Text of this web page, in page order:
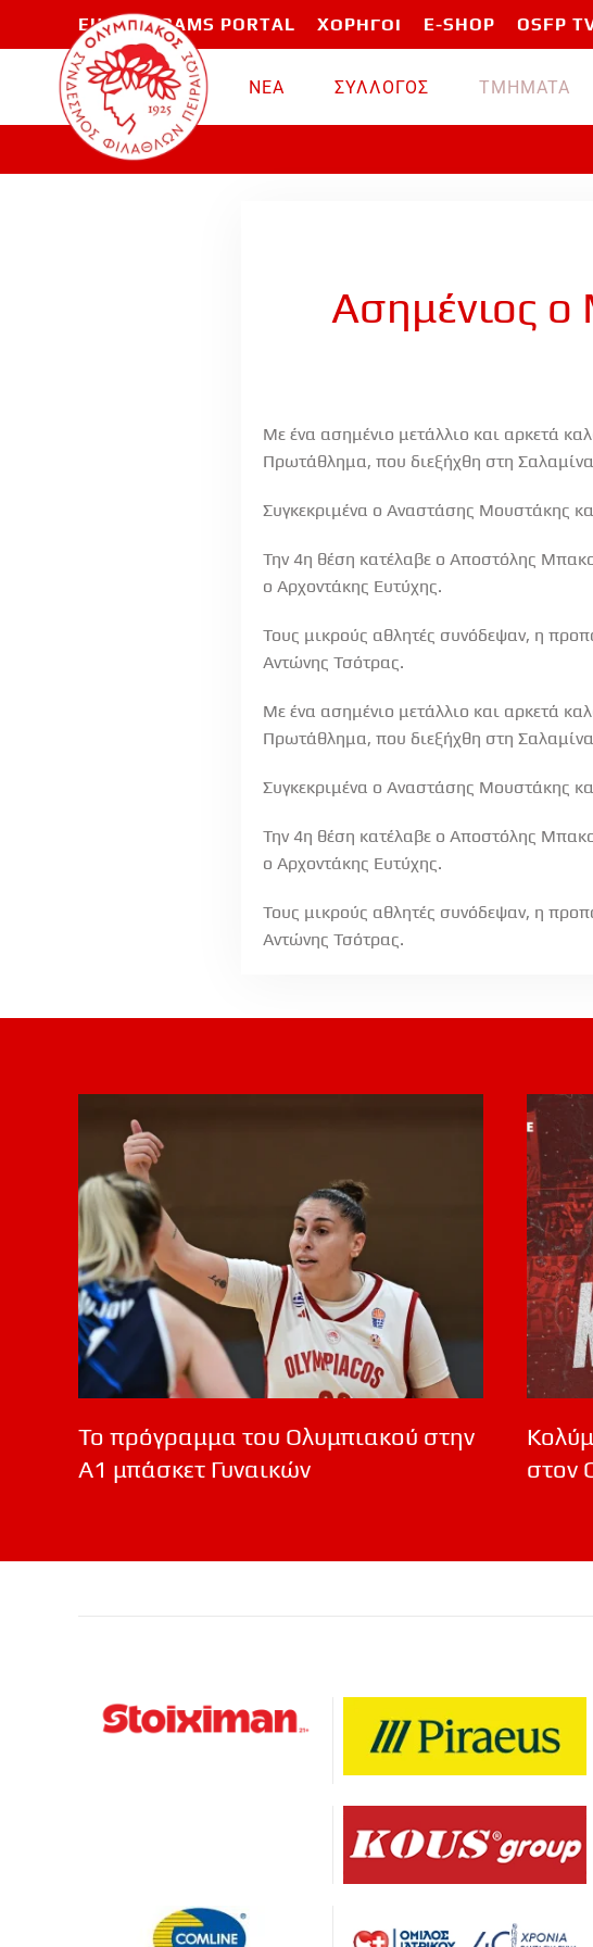
Skip to main content
EU PROGRAMS PORTAL ΧΟΡΗΓΟΙ E-SHOP OSFP
ΝΕΑ ΣΥΛΛΟΓΟΣ TMHMATA
Ασημένιος ο
Με ένα ασημένιο μετάλλιο και αρκετά
Πρωτάθλημα, που διεξήχθη στη
Συγκεκριμένα ο Αναστάσης Μουστάκης
Την 4η θέση κατέλαβε ο Αποστόλης
ο Αρχοντάκης Ευτύχης.
Τους μικρούς αθλητές συνόδεψαν, η
Αντώνης Τσότρας.
Με ένα ασημένιο μετάλλιο και αρκετά
Πρωτάθλημα, που διεξήχθη στη
Συγκεκριμένα ο Αναστάσης Μουστάκης
Την 4η θέση κατέλαβε ο Αποστόλης
ο Αρχοντάκης Ευτύχης.
Τους μικρούς αθλητές συνόδεψαν, η
Αντώνης Τσότρας.
Το πρόγραμμα του Ολυμπιακού στην
Α1 μπάσκετ Γυναικών
στον